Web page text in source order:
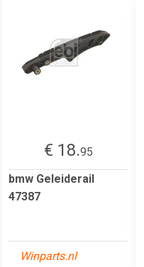
€ 18.95
bmw Geleiderail
47387
Winparts.nl